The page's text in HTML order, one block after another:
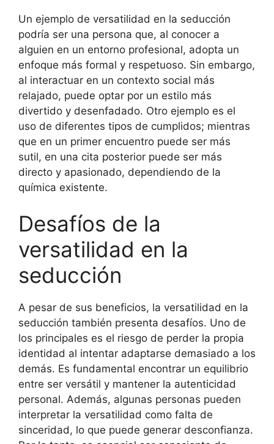
Un ejemplo de versatilidad en la seducción
podría ser una persona que, al conocer a
alguien en un entorno profesional, adopta un
enfoque más formal y respetuoso. Sin embargo,
al interactuar en un contexto social más
relajado, puede optar por un estilo más
divertido y desenfadado. Otro ejemplo es el
uso de diferentes tipos de cumplidos; mientras
que en un primer encuentro puede ser más
sutil, en una cita posterior puede ser más
directo y apasionado, dependiendo de la
química existente.
Desafíos de la
versatilidad en la
seducción
A pesar de sus beneficios, la versatilidad en la
seducción también presenta desafíos. Uno de
los principales es el riesgo de perder la propia
identidad al intentar adaptarse demasiado a los
demás. Es fundamental encontrar un equilibrio
entre ser versátil y mantener la autenticidad
personal. Además, algunas personas pueden
interpretar la versatilidad como falta de
sinceridad, lo que puede generar desconfianza.